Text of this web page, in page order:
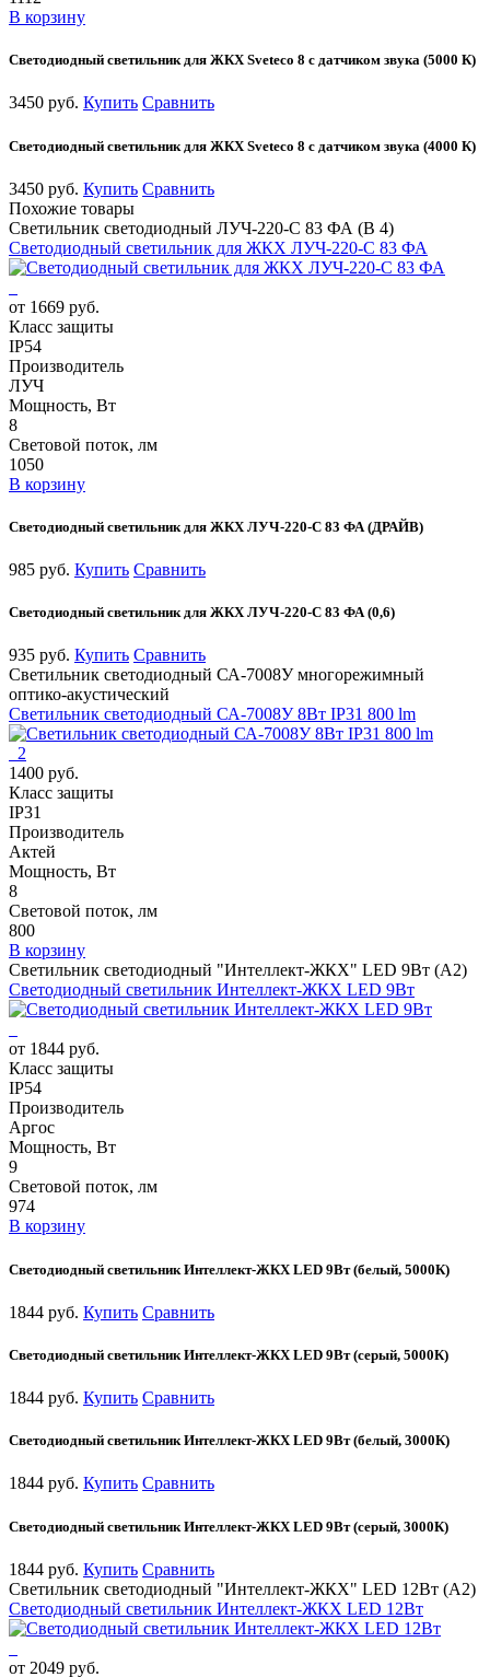
В корзину
Светодиодный светильник для ЖКХ Sveteco 8 с датчиком звука (5000 К)
3450 руб. Купить Сравнить
Светодиодный светильник для ЖКХ Sveteco 8 с датчиком звука (4000 К)
3450 руб. Купить Сравнить
Похожие товары
Светильник светодиодный ЛУЧ-220-С 83 ФА (В 4)
Светодиодный светильник для ЖКХ ЛУЧ-220-С 83 ФА
от 1669 руб.
Класс защиты
IP54
Производитель
ЛУЧ
Мощность, Вт
8
Световой поток, лм
1050
В корзину
Светодиодный светильник для ЖКХ ЛУЧ-220-С 83 ФА (ДРАЙВ)
985 руб. Купить Сравнить
Светодиодный светильник для ЖКХ ЛУЧ-220-С 83 ФА (0,6)
935 руб. Купить Сравнить
Светильник светодиодный СА-7008У многорежимный
оптико-акустический
Светильник светодиодный СА-7008У 8Вт IP31 800 lm
2
1400 руб.
Класс защиты
IP31
Производитель
Актей
Мощность, Вт
8
Световой поток, лм
800
В корзину
Светильник светодиодный "Интеллект-ЖКХ" LED 9Вт (А2)
Светодиодный светильник Интеллект-ЖКХ LED 9Вт
от 1844 руб.
Класс защиты
IP54
Производитель
Аргос
Мощность, Вт
9
Световой поток, лм
974
В корзину
Светодиодный светильник Интеллект-ЖКХ LED 9Вт (белый, 5000К)
1844 руб. Купить Сравнить
Светодиодный светильник Интеллект-ЖКХ LED 9Вт (серый, 5000К)
1844 руб. Купить Сравнить
Светодиодный светильник Интеллект-ЖКХ LED 9Вт (белый, 3000К)
1844 руб. Купить Сравнить
Светодиодный светильник Интеллект-ЖКХ LED 9Вт (серый, 3000К)
1844 руб. Купить Сравнить
Светильник светодиодный "Интеллект-ЖКХ" LED 12Вт (А2)
Светодиодный светильник Интеллект-ЖКХ LED 12Вт
от 2049 руб.